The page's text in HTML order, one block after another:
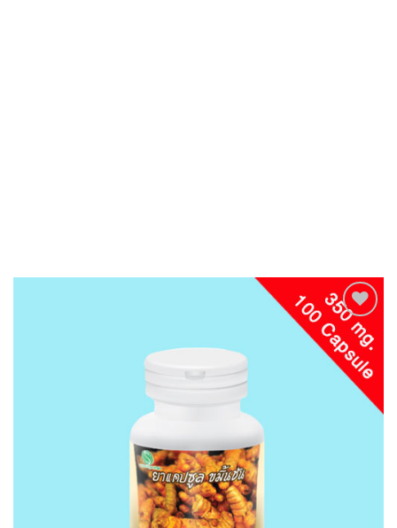
Add to
wishlist